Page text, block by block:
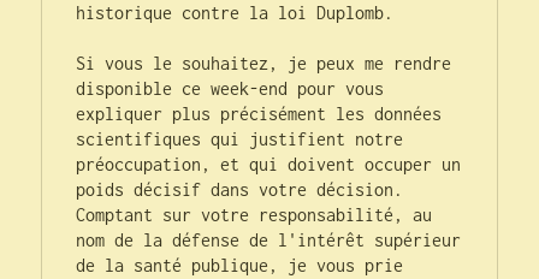
historique contre la loi Duplomb.
Si vous le souhaitez, je peux me rendre
disponible ce week-end pour vous
expliquer plus précisément les données
scientifiques qui justifient notre
préoccupation, et qui doivent occuper un
poids décisif dans votre décision.
Comptant sur votre responsabilité, au
nom de la défense de l'intérêt supérieur
de la santé publique, je vous prie